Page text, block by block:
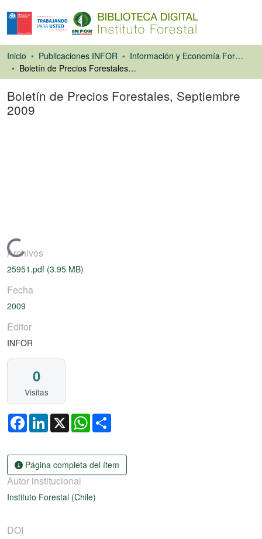
Inicio Publicaciones INFOR
Información y Economía Forestal
Boletín de Precios Forestales, Septiembre 2009
Boletín de Precios Forestales, Septiembre
2009
Cargando...
Archivos
25951.pdf (3.95 MB)
Fecha
2009
Editor
INFOR
0
Visitas
FacebookLinkedIn
X WhatsApp
Página completa del ítem
Autor institucional
Instituto Forestal (Chile)
DOI